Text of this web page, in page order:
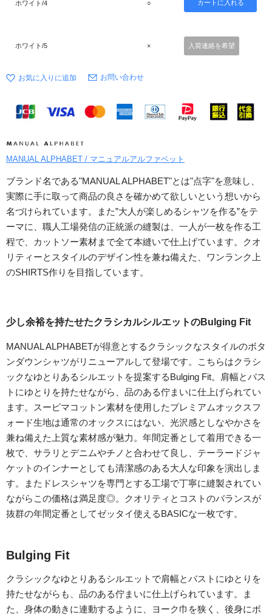
ホワイト/4 ○
ホワイト/5 × 入荷連絡を希望
お問い合わせ
MANUAL ALPHABET / マニュアルアルファベット
ブランド名である"MANUAL ALPHABET"とは"点字"を意味し、
実際に手に取って商品の良さを確かめて欲しいという想いから
名づけられています。また”大人が楽しめるシャツを作る”をテ
ーマに、職人工場発信の正統派の縫製は、一人が一枚を作る工
程で、カットソー素材まで全て本縫いで仕上げています。クオ
リティーとスタイルのデザイン性を兼ね備えた、ワンランク上
のSHIRTS作りを目指しています。
少し余裕を持たせたクラシカルシルエットのBulging Fit
MANUAL ALPHABETが得意とするクラシックなスタイルのボタ
ンダウンシャツがリニューアルして登場です。こちらはクラシ
ックなゆとりあるシルエットを提案するBulging Fit。肩幅とバス
トにゆとりを持たせながら、品のある佇まいに仕上げられてい
ます。スーピマコットン素材を使用したプレミアムオックスフ
ォード生地は通常のオックスにはない、光沢感としなやかさを
兼ね備えた上質な素材感が魅力。年間定番として着用できる一
枚で、サラリとデニムやチノと合わせて良し、テーラードジャ
ケットのインナーとしても清潔感のある大人な印象を演出しま
す。またドレスシャツを専門とする工場で丁寧に縫製されてい
ながらこの価格は満足度◎。クオリティとコストのバランスが
抜群の年間定番としてゼッタイ使えるBASICな一枚です。
Bulging Fit
クラシックなゆとりあるシルエットで肩幅とバストにゆとりを
持たせながらも、品のある佇まいに仕上げられています。ま
た、身体の動きに連動するように、ヨーク巾を狭く、後身にボ